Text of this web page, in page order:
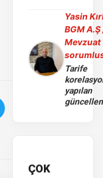
Yasin
BGM A.Ş
Mevzuat
Tarife
yapılan
ÇOK